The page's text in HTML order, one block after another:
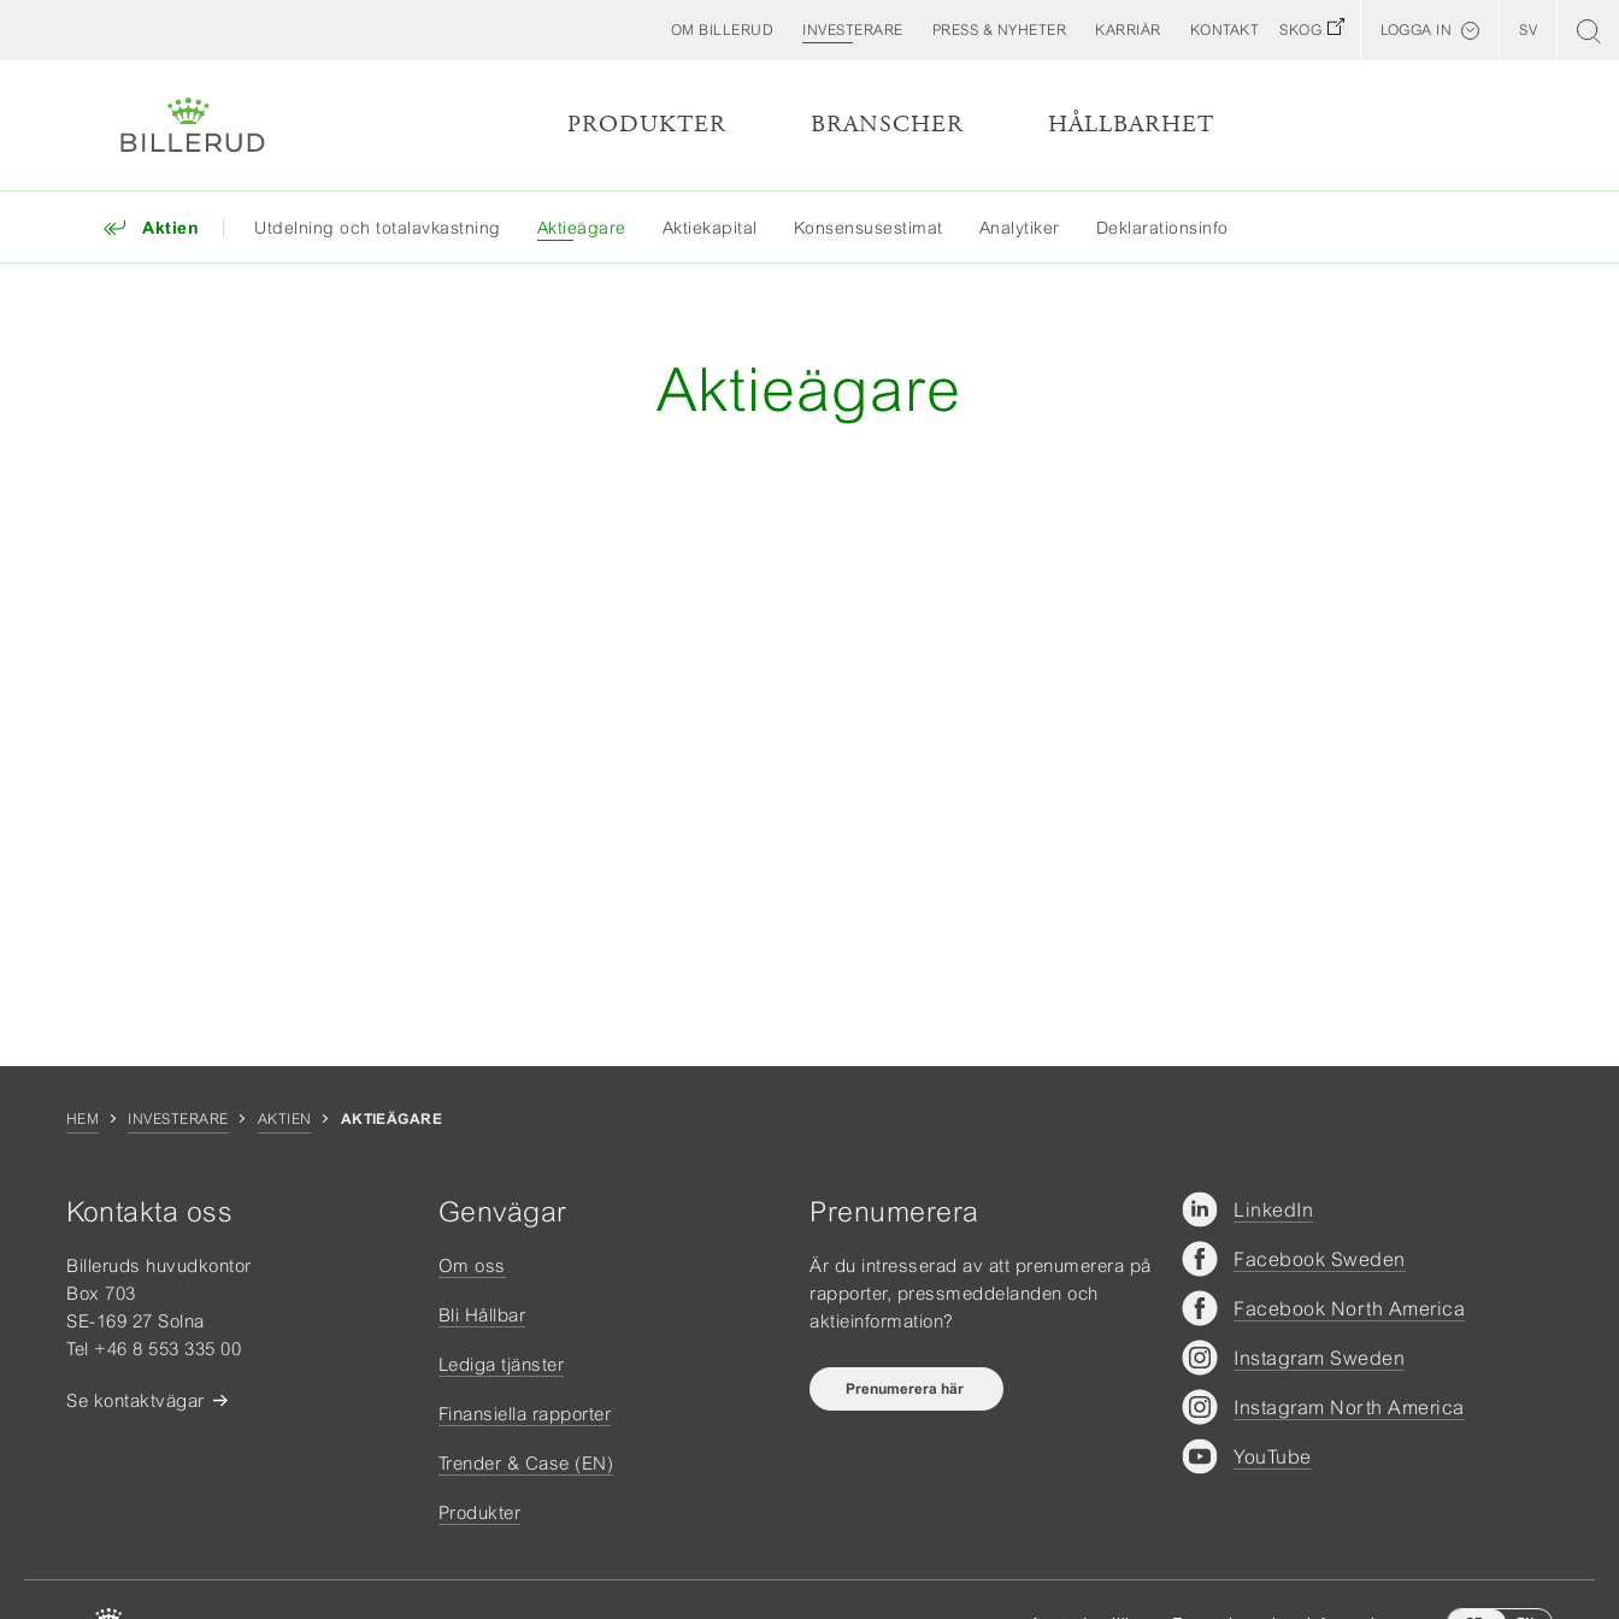
OM BILLERUD INVESTERARE PRESS & NYHETER KARRIÄR KONTAKT SKOG LOGGA IN SV
PRODUKTER BRANSCHER HÅLLBARHET
Aktien Utdelning och totalavkastning Aktieägare Aktiekapital Konsensusestimat Analytiker Deklarationsinfo
Aktieägare
HEM INVESTERARE AKTIEN AKTIEÄGARE
Kontakta oss
Billeruds huvudkontor
Box 703
SE-169 27 Solna
Tel +46 8 553 335 00
Se kontaktvägar
Genvägar
Om oss
Bli Hållbar
Lediga tjänster
Finansiella rapporter
Trender & Case (EN)
Produkter
Prenumerera
Är du intresserad av att prenumerera på
rapporter, pressmeddelanden och
aktieinformation?
Prenumerera här
LinkedIn
Facebook Sweden
Facebook North America
Instagram Sweden
Instagram North America
YouTube